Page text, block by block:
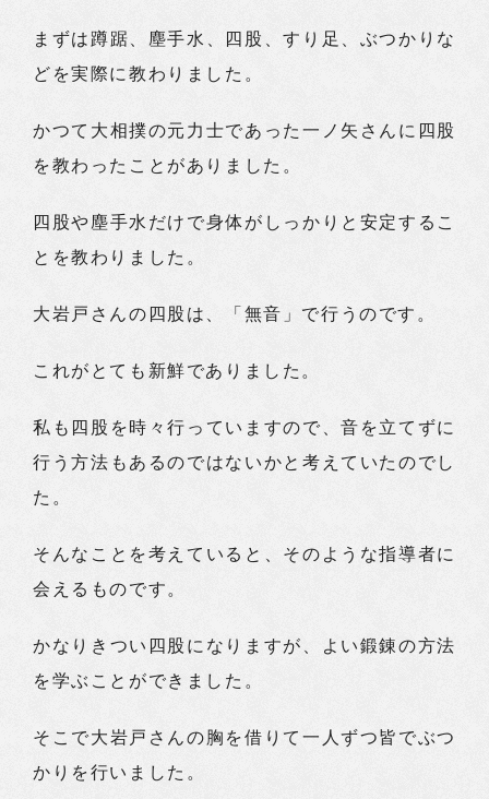
まずは蹲踞、塵手水、四股、すり足、ぶつかりな
どを実際に教わりました。
かつて大相撲の元力士であった一ノ矢さんに四股
を教わったことがありました。
四股や塵手水だけで身体がしっかりと安定するこ
とを教わりました。
大岩戸さんの四股は、「無音」で行うのです。
これがとても新鮮でありました。
私も四股を時々行っていますので、音を立てずに
行う方法もあるのではないかと考えていたのでし
た。
そんなことを考えていると、そのような指導者に
会えるものです。
かなりきつい四股になりますが、よい鍛錬の方法
を学ぶことができました。
そこで大岩戸さんの胸を借りて一人ずつ皆でぶつ
かりを行いました。